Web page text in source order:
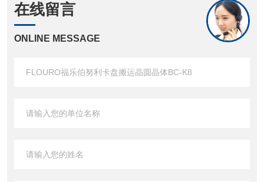
在线留言
ONLINE MESSAGE